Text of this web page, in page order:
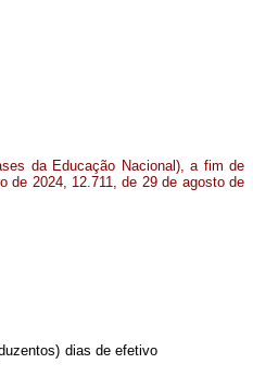
da Educação Nacional), a fim de
de 2024, 12.711, de 29 de agosto de
dias de efetivo